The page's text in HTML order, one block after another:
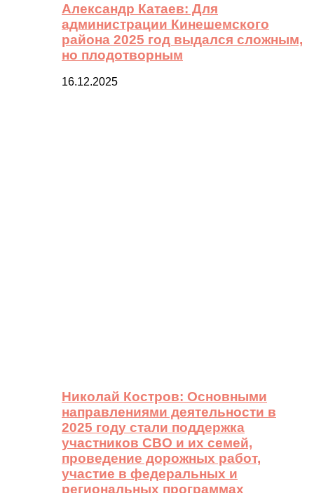
Александр Катаев: Для
администрации Кинешемского
района 2025 год выдался сложным,
но плодотворным
16.12.2025
Николай Костров: Основными
направлениями деятельности в
2025 году стали поддержка
участников СВО и их семей,
проведение дорожных работ,
участие в федеральных и
региональных программах